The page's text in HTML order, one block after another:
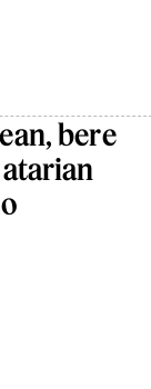
bere